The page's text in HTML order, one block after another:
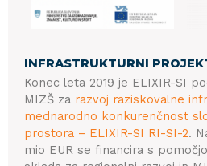
INFRASTRUKTURNI
Konec leta 2019 je ELIXIR-SI
MIZŠ za razvoj raziskovalne
mednarodno konkurenčnost
prostora – ELIXIR-SI RI-SI-2.
mio EUR se financira s